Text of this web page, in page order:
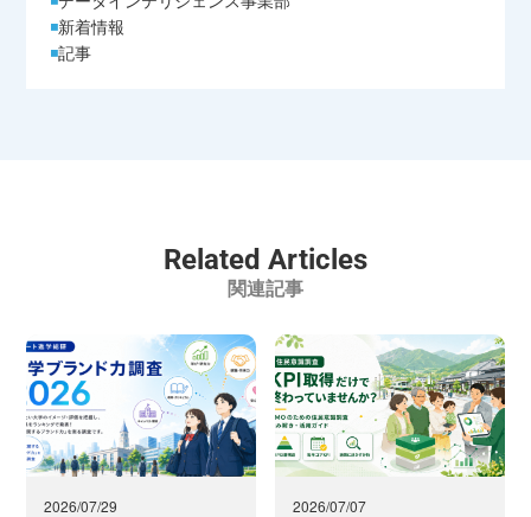
新着情報
記事
Related Articles
関連記事
2026/07/29
2026/07/07